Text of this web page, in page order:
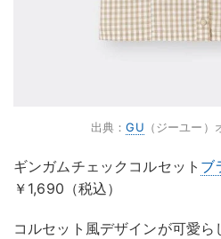
出典：GU （ジーユー
ギンガムチェックコルセット ブ
￥1,690（税込）
コルセット風デザインが可愛